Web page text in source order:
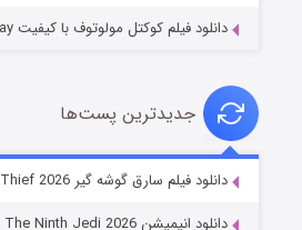
خاندان اژدها فصل ۳
دانلود فیلم کوکتل مولوتوف با کیفیت BluRay
جدیدترین پست‌ها
دانلود فیلم سارق گوشه گیر The Isolate Thief 2026
دانلود انیمیشن Star Wars: The Ninth Jedi 2026